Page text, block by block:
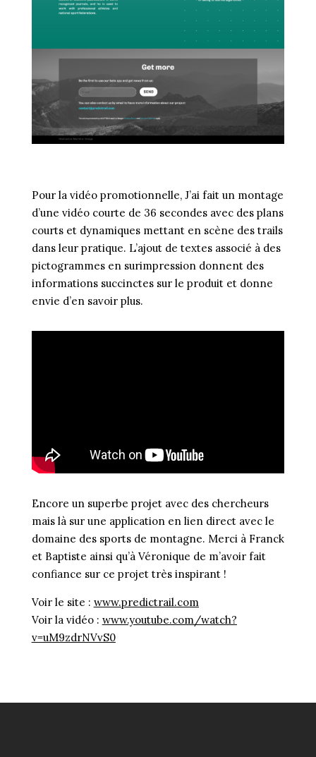
Pour la vidéo promotionnelle, J’ai fait un montage
d’une vidéo courte de 36 secondes avec des plans
courts et dynamiques mettant en scène des trails
dans leur pratique. L’ajout de textes associé à des
pictogrammes en surimpression donnent des
informations succinctes sur le produit et donne
envie d’en savoir plus.
Encore un superbe projet avec des chercheurs
mais là sur une application en lien direct avec le
domaine des sports de montagne. Merci à Franck
et Baptiste ainsi qu’à Véronique de m’avoir fait
confiance sur ce projet très inspirant !
Voir le site : www.predictrail.com
Voir la vidéo : www.youtube.com/watch?
v=uM9zdrNVvS0